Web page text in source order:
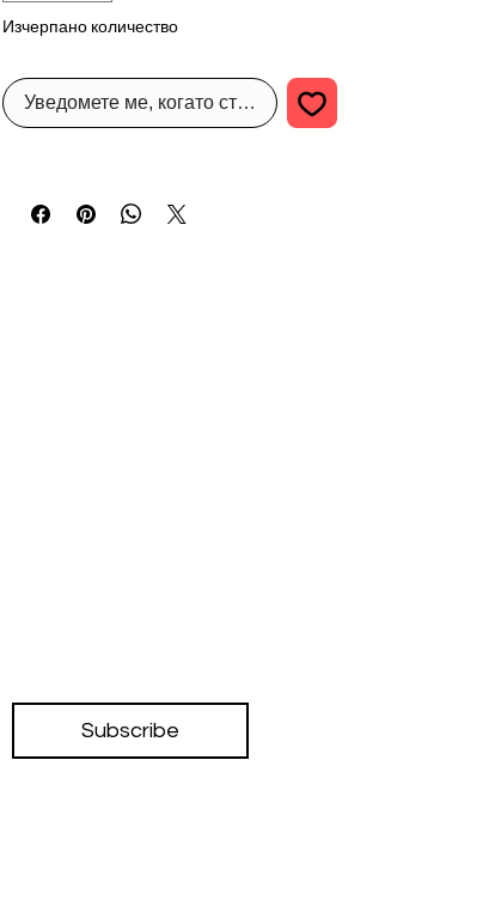
Изчерпано количество
Уведомете ме, когато стане наличен
Subscribe